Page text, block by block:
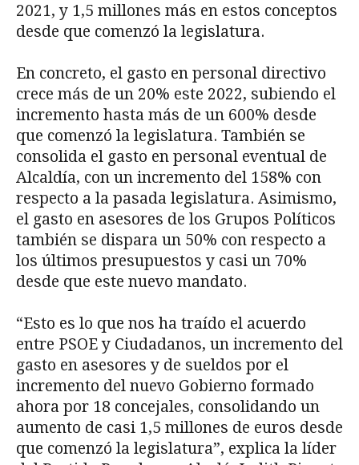
2021, y 1,5 millones más en estos conceptos
desde que comenzó la legislatura.
En concreto, el gasto en personal directivo
crece más de un 20% este 2022, subiendo el
incremento hasta más de un 600% desde
que comenzó la legislatura. También se
consolida el gasto en personal eventual de
Alcaldía, con un incremento del 158% con
respecto a la pasada legislatura. Asimismo,
el gasto en asesores de los Grupos Políticos
también se dispara un 50% con respecto a
los últimos presupuestos y casi un 70%
desde que este nuevo mandato.
“Esto es lo que nos ha traído el acuerdo
entre PSOE y Ciudadanos, un incremento del
gasto en asesores y de sueldos por el
incremento del nuevo Gobierno formado
ahora por 18 concejales, consolidando un
aumento de casi 1,5 millones de euros desde
que comenzó la legislatura”, explica la líder